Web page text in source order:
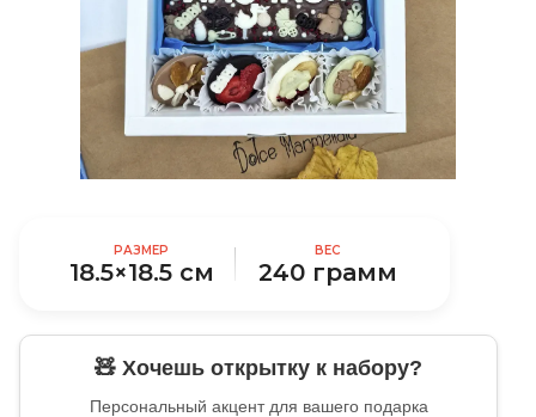
РАЗМЕР
18.5×18.5 см
ВЕС
240 грамм
🧸 Хочешь открытку к набору?
Персональный акцент для вашего подарка